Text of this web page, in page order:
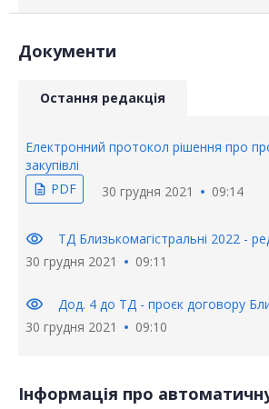
Документи
Остання редакція
Електронний протокол рішення про
закупівлі
description PDF 30 грудня 2021 09:14
visibility
ТД Близькомагістральні 2022 -
30 грудня 2021
09:11
visibility
Дод. 4 до ТД - проєк договору
30 грудня 2021
09:10
Інформація про